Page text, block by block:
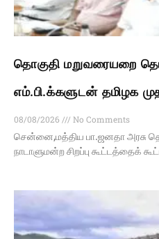
தொகுதி மறுவரையறை
எம்.பி.க்களுடன் தமிழக
08/08/2026
No Comments
சென்னை,மத்திய பா.ஜனதா அரசு
நாடாளுமன்ற சிறப்பு கூட்டத்தைக்